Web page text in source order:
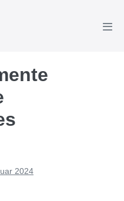
2024